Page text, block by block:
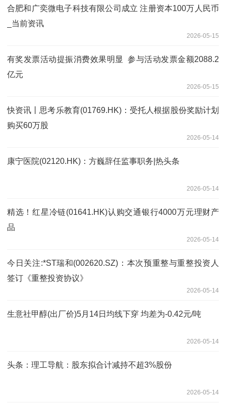
合肥和广奕微电子科技有限公司成立 注册资本100万人民币
_当前资讯
2026-05-15
有奖发票活动提振消费效果明显 参与活动发票金额2088.2
亿元
2026-05-15
快资讯丨思考乐教育(01769.HK)：受托人根据股份奖励计划
购买60万股
2026-05-14
康宁医院(02120.HK)：方巍辞任监事职务|热头条
2026-05-14
精选！红星冷链(01641.HK)认购交通银行4000万元理财产
品
2026-05-14
今日关注:*ST瑞和(002620.SZ)：本次预重整与重整投资人
签订《重整投资协议》
2026-05-14
生意社甲醇(出厂价)5月14日均线下穿 均差为-0.42元/吨
2026-05-14
头条：理工导航：股东拟合计减持不超3%股份
2026-05-14